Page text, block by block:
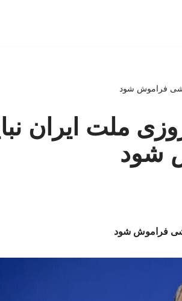
فراموش شود
ملت ایران
شود
فراموش شود